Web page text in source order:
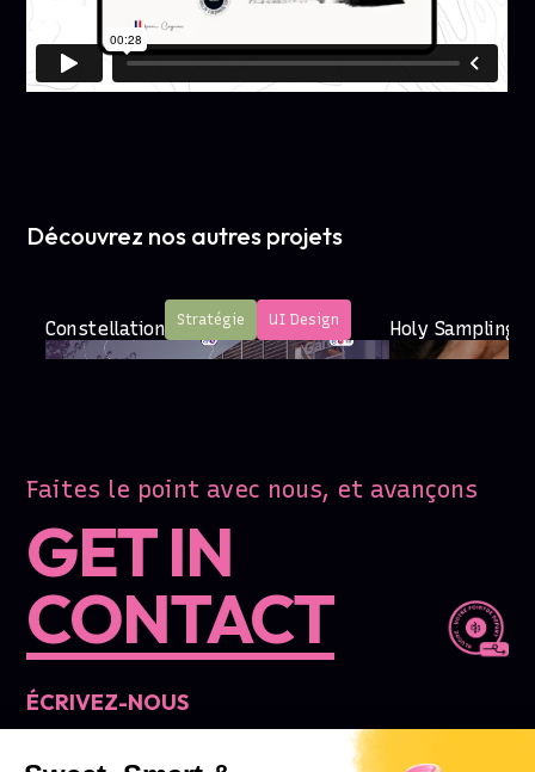
Découvrez nos autres projets
Constellation Stratégie UI Design Holy Sampling
Faites le point avec nous, et avançons
GET IN
CONTACT
ÉCRIVEZ-NOUS
Nous sommes toujours heureux de